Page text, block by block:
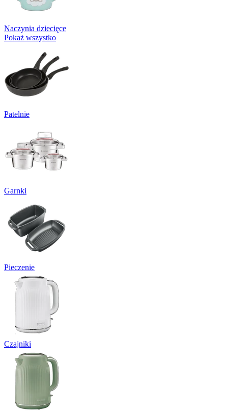
Naczynia dziecięce
Pokaż wszystko
Patelnie
Garnki
Pieczenie
Czajniki